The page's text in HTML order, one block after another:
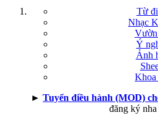
Từ
Nhạc
Ý
Ảnh
Khoa
► Tuyển điều hành (MOD)
đăng ký nha